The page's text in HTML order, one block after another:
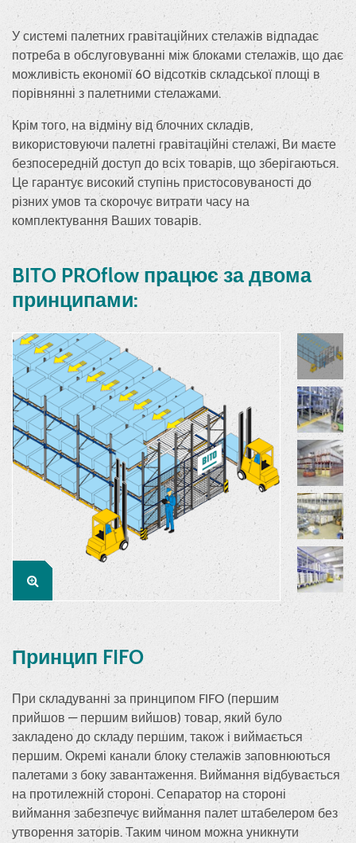
У системі палетних гравітаційних стелажів відпадає
потреба в обслуговуванні між блоками стелажів, що дає
можливість економії 60 відсотків складської площі в
порівнянні з палетними стелажами.
Крім того, на відміну від блочних складів,
використовуючи палетні гравітаційні стелажі, Ви маєте
безпосередній доступ до всіх товарів, що зберігаються.
Це гарантує високий ступінь пристосовуваності до
різних умов та скорочує витрати часу на
комплектування Ваших товарів.
BITO PROflow працює за двома
принципами:
Принцип FIFO
При складуванні за принципом FIFO (першим
прийшов — першим вийшов) товар, який було
закладено до складу першим, також і виймається
першим. Окремі канали блоку стелажів заповнюються
палетами з боку завантаження. Виймання відбувається
на протилежній стороні. Сепаратор на стороні
виймання забезпечує виймання палет штабелером без
утворення заторів. Таким чином можна уникнути